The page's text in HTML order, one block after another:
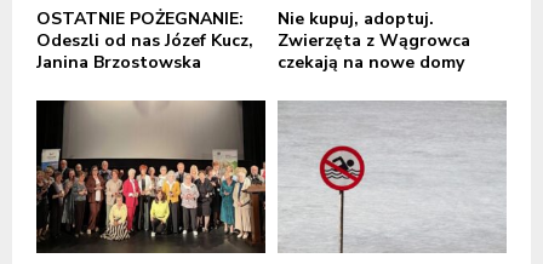
OSTATNIE POŻEGNANIE:
Odeszli od nas Józef Kucz,
Janina Brzostowska
Nie kupuj, adoptuj.
Zwierzęta z Wągrowca
czekają na nowe domy